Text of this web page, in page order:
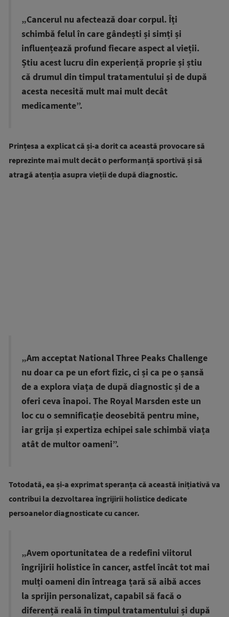
„Cancerul nu afectează doar corpul. Îți
schimbă felul în care gândești și simți și
influențează profund fiecare aspect al vieții.
Știu acest lucru din experiență proprie și știu
că drumul din timpul tratamentului și de după
acesta necesită mult mai mult decât
medicamente”.
Prințesa a explicat că și-a dorit ca această provocare să
reprezinte mai mult decât o performanță sportivă și să
atragă atenția asupra vieții de după diagnostic.
„Am acceptat National Three Peaks Challenge
nu doar ca pe un efort fizic, ci și ca pe o șansă
de a explora viața de după diagnostic și de a
oferi ceva înapoi. The Royal Marsden este un
loc cu o semnificație deosebită pentru mine,
iar grija și expertiza echipei sale schimbă viața
atât de multor oameni”.
Totodată, ea și-a exprimat speranța că această inițiativă va
contribui la dezvoltarea îngrijirii holistice dedicate
persoanelor diagnosticate cu cancer.
„Avem oportunitatea de a redefini viitorul
îngrijirii holistice în cancer, astfel încât tot mai
mulți oameni din întreaga țară să aibă acces
la sprijin personalizat, capabil să facă o
diferență reală în timpul tratamentului și după